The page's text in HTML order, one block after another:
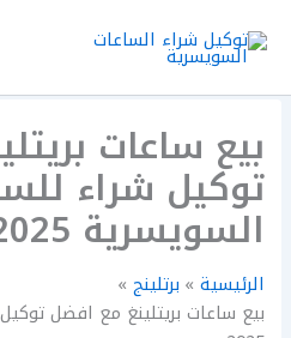
إلى
المحتوى
بيع ساعات
توكيل شراء
السويسرية 2025
الرئيسية
برتلينج
بيع ساعات بريتلينغ مع افضل